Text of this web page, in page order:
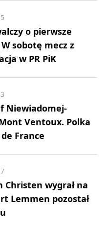
o pierwsze
sobotę mecz z
w PR PiK
Niewiadomej-
Ventoux. Polka
France
Christen wygrał na
Lemmen pozostał